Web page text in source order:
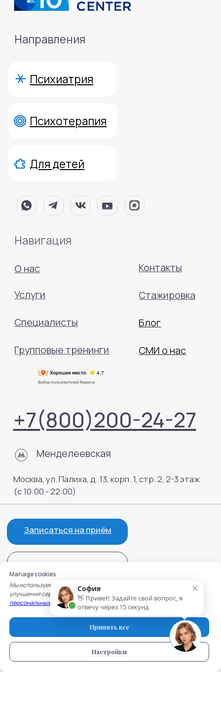
Manage cookies
Мы используем cookie для работы сайта, записи на услуги и
улучшения сервисов. Подробнее — вПолитике обработки
персональных данныхи Политике использования cookie.
Принять все
Настройки
×
София
👋 Привет! Задайте свой вопрос, я
отвечу через 15 секунд